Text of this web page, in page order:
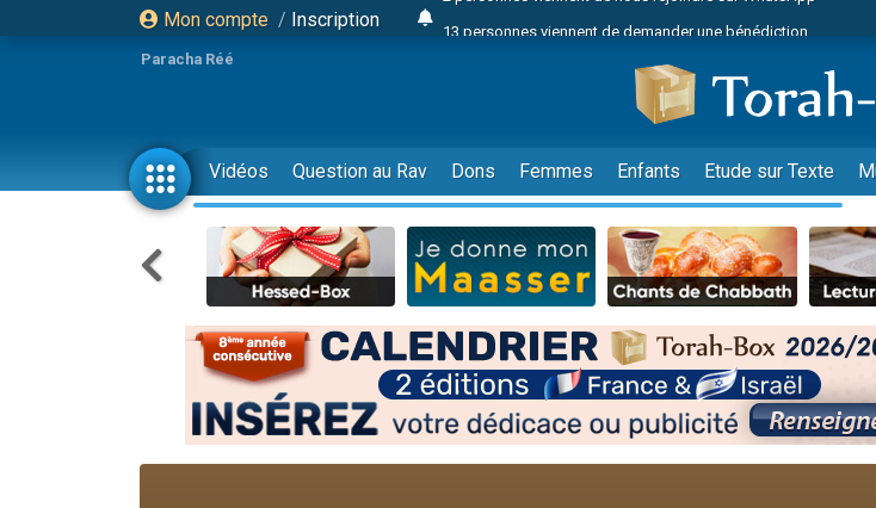
Mon compte / Inscription
12 nouvelles musiques dans Torah-Box Music
30 personnes viennent de faire un don pour Sauvez la
3 personnes viennent de nous rejoindre sur WhatsApp
2 personnes viennent de nous rejoindre sur WhatsApp
3 personnes viennent de nous rejoindre sur WhatsApp
2 nouvelles musiques dans Torah-Box Music
8 personnes viennent de faire un don pour Tsédaka :
4 personnes viennent de faire un don pour Diane, 80 ans,
Nouvelle émission radio : Visions de grandeur n°104 : Le
61 personnes viennent de demander une bénédiction
Il reste 49 places pour étudier en groupe sur Zoom
Paracha Réé
Vidéos Question au Rav Dons Femmes Enfants Etude sur Texte